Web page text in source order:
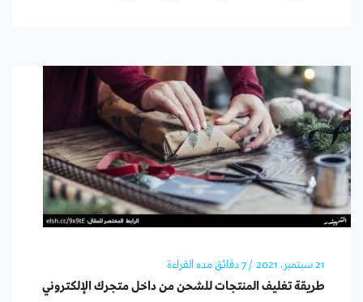
21 سبتمبر، 2021 / 7 دقائق مده القراءة
طريقة تغليف المنتجات للشحن من داخل متجرك الإلكتروني